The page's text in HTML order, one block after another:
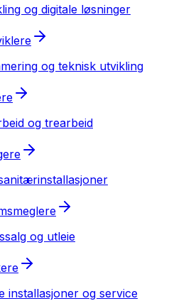
og digitale løsninger
og teknisk utvikling
og trearbeid
og utleie
installasjoner og service